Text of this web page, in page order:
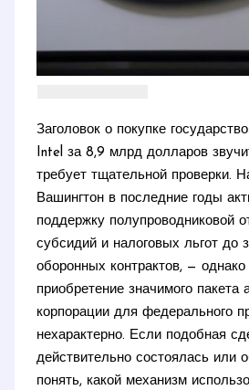
Заголовок о покупке
Intel за 8,9 млрд долларов
требует тщательной проверки.
Вашингтон в последние годы
поддержку полупроводниковой
субсидий и налоговых льгот до
оборонных контрактов, —
приобретение значимого пакета
корпорации для федерального
нехарактерно. Если подобная
действительно состоялась или
понять, какой механизм